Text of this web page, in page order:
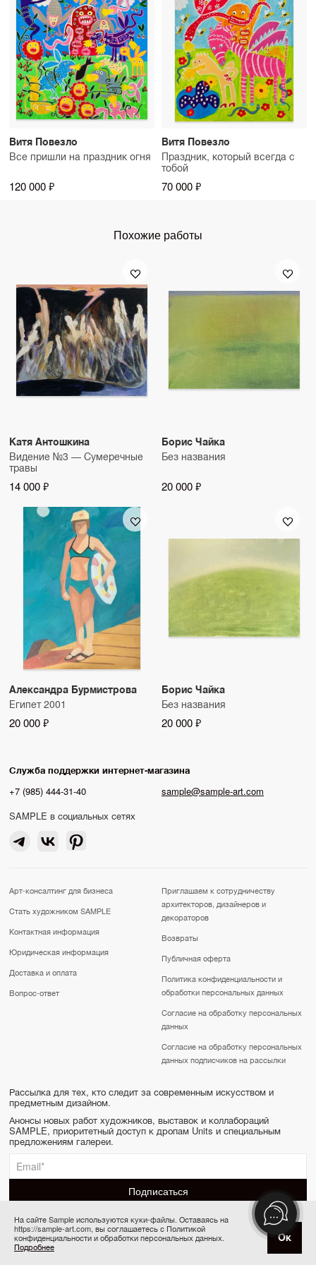
Купить за 60 000 ₽
Витя Повезло
Все пришли на праздник огня
120 000 ₽
Витя Повезло
Праздник, который всегда с
тобой
70 000 ₽
Похожие работы
Катя Антошкина
Видение №3 — Сумеречные
травы
14 000 ₽
Борис Чайка
Без названия
20 000 ₽
Александра Бурмистрова
Египет 2001
20 000 ₽
Борис Чайка
Без названия
20 000 ₽
Служба поддержки интернет-магазина
+7 (985) 444-31-40
sample@sample-art.com
SAMPLE в социальных сетях
Арт-консалтинг для бизнеса
Стать художником SAMPLE
Контактная информация
Юридическая информация
Доставка и оплата
Вопрос-ответ
Приглашаем к сотрудничеству
архитекторов, дизайнеров и
декораторов
Возвраты
Публичная оферта
Политика конфиденциальности и
обработки персональных данных
Согласие на обработку персональных
данных
Согласие на обработку персональных
данных подписчиков на рассылки
Рассылка для тех, кто следит за современным искусством и
предметным дизайном.
Анонсы новых работ художников, выставок и коллабораций
SAMPLE, приоритетный доступ к дропам Units и специальным
предложениям галереи.
SAMPLE | Online gallery & Auction © 2022-2026
Сделано в Апривер
На сайте Sample используются куки-файлы. Оставаясь на
https://sample-art.com, вы соглашаетесь с Политикой
конфиденциальности и обработки персональных данных.
Подробнее
Ок